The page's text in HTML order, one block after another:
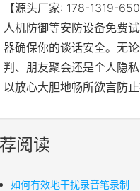
【源头厂家: 178-1319-
人机防御等安防设备免费
器确保你的谈话安全。无
判、朋友聚会还是个人隐
以放心大胆地畅所欲言防止
阅读
如何有效地干扰录音笔录制